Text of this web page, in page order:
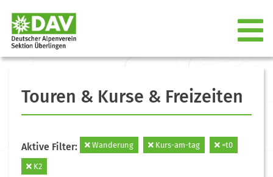
Touren & Kurse & Freizeiten
Aktive Filter: Wanderung Kurs-am-tag =t0
K2